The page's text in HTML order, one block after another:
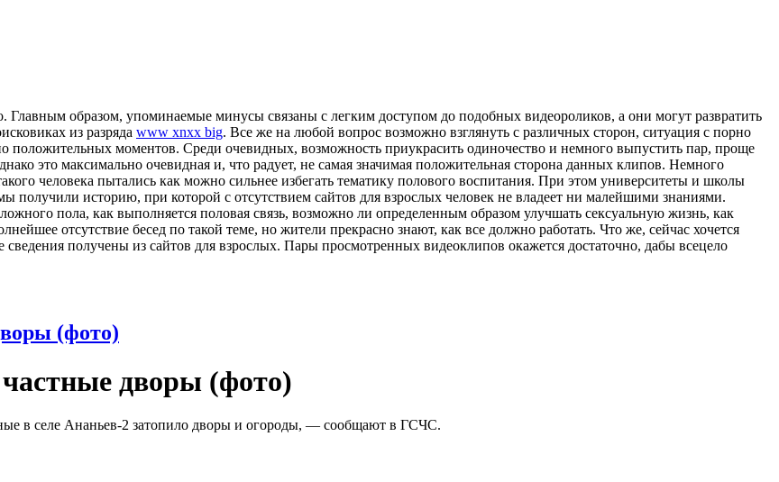
образом, упоминаемые минусы связаны с легким доступом до подобных видеороликов, а они могут развратить
из разряда www xnxx big. Все же на любой вопрос возможно взглянуть с различных сторон, ситуация с порно
положительных моментов. Среди очевидных, возможность приукрасить одиночество и немного выпустить пар, проще
это максимально очевидная и, что радует, не самая значимая положительная сторона данных клипов. Немного
человека пытались как можно сильнее избегать тематику полового воспитания. При этом университеты и школы
получили историю, при которой с отсутствием сайтов для взрослых человек не владеет ни малейшими знаниями.
пола, как выполняется половая связь, возможно ли определенным образом улучшать сексуальную жизнь, как
отсутствие бесед по такой теме, но жители прекрасно знают, как все должно работать. Что же, сейчас хочется
получены из сайтов для взрослых. Пары просмотренных видеоклипов окажется достаточно, дабы всецело
(фото)
дворы (фото)
в селе Ананьев-2 затопило дворы и огороды, — сообщают в ГСЧС.